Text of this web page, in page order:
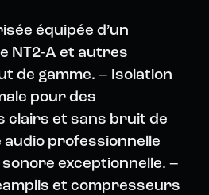
équipée d’un
NT2-A et autres
de gamme. – Isolation
pour des
clairs et sans bruit de
professionnelle
exceptionnelle. –
et compresseurs